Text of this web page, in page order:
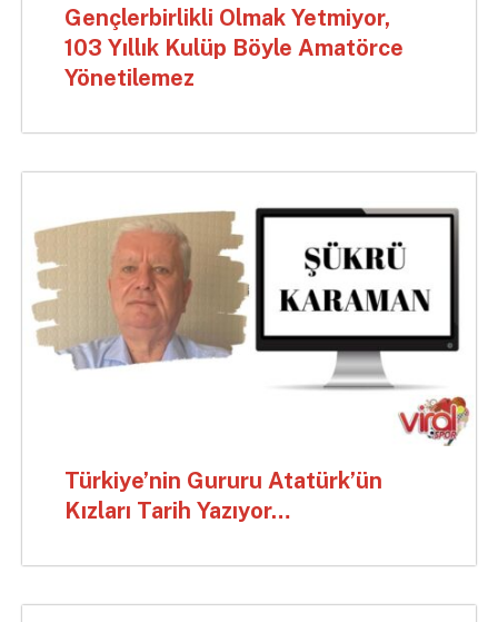
Gençlerbirlikli Olmak Yetmiyor,
103 Yıllık Kulüp Böyle Amatörce
Yönetilemez
Türkiye’nin Gururu Atatürk’ün
Kızları Tarih Yazıyor…